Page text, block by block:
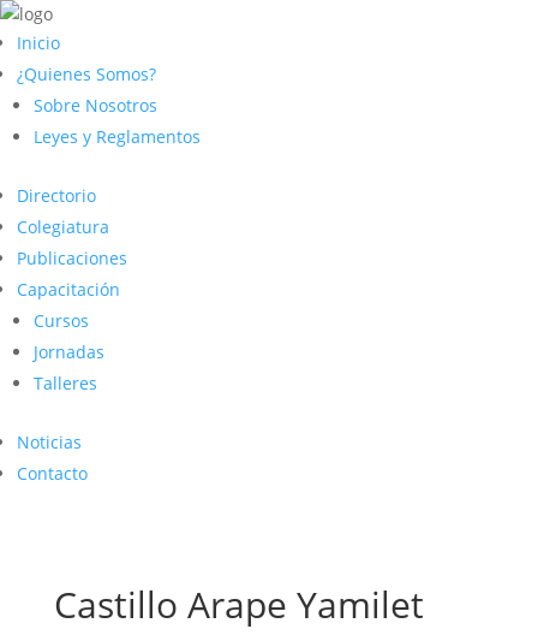
Inicio
¿Quienes Somos?
Sobre Nosotros
Leyes y Reglamentos
Directorio
Colegiatura
Publicaciones
Capacitación
Cursos
Jornadas
Talleres
Noticias
Contacto
Castillo Arape Yamilet